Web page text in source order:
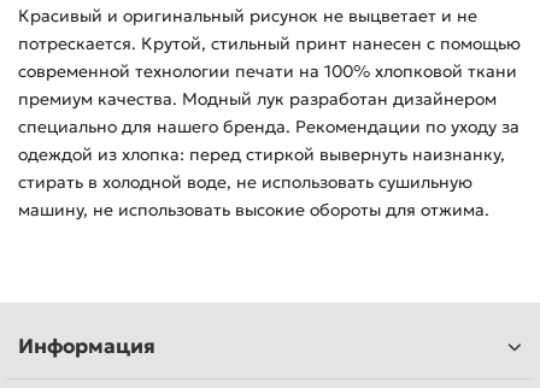
Красивый и оригинальный рисунок не выцветает и не
потрескается. Крутой, стильный принт нанесен с помощью
современной технологии печати на 100% хлопковой ткани
премиум качества. Модный лук разработан дизайнером
специально для нашего бренда. Рекомендации по уходу за
одеждой из хлопка: перед стиркой вывернуть наизнанку,
стирать в холодной воде, не использовать сушильную
машину, не использовать высокие обороты для отжима.
Информация